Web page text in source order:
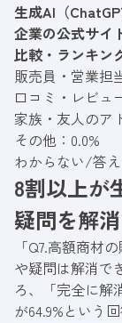
生成AI（
企業の公式サイ
比較・ランキン
販売員・営業担
口コミ・レビュ
家族・友人のア
その他：0.0%
わからない/答
8割以上が
疑問を解
「Q7.高額商材
や疑問は解消で
ろ、「完全に解
が64.9%という